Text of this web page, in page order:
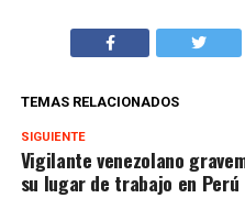
TEMAS RELACIONADOS
SIGUIENTE
Vigilante venezolano
su lugar de trabajo en Perú